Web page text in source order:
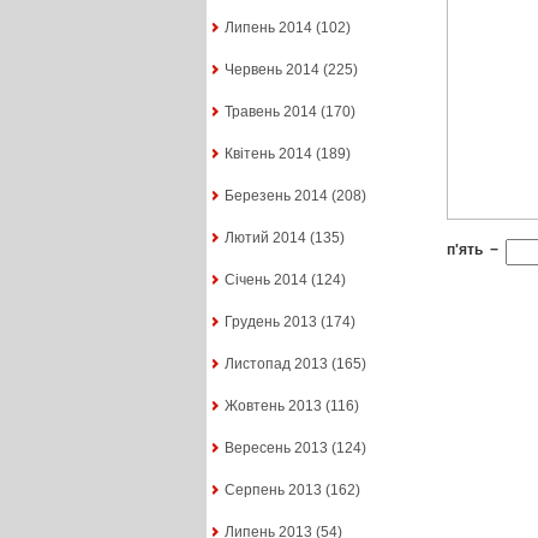
Липень 2014(102)
Червень 2014(225)
Травень 2014(170)
Квітень 2014(189)
Березень 2014(208)
Лютий 2014(135)
Січень 2014(124)
Грудень 2013 (174)
Листопад 2013 (165)
Жовтень 2013 (116)
Вересень 2013 (124)
Серпень 2013 (162)
Липень 2013 (54)
п'ять −